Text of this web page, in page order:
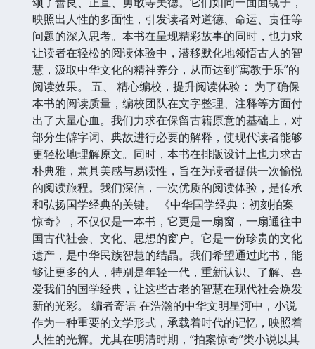
映照出人性的多面性，引发读者对道德、命运、责任等
问题的深入思考。本书在呈现精彩故事的同时，也力求
让读者在轻松的阅读体验中，潜移默化地领悟古人的智
慧，汲取中华文化的精神养分，从而达到“寓教于乐”的
阅读效果。 五、 精心编校，提升阅读体验： 为了确保
本书的阅读质量，编校团队在文字整理、注释等方面付
出了大量心血。我们力求在保留古籍原意的基础上，对
部分生僻字词、典故进行必要的解释，使现代读者能够
更轻松地理解原文。同时，本书在排版设计上也力求古
朴典雅，兼具美感与易读性，旨在为读者提供一次愉悦
的阅读旅程。我们深信，一次优质的阅读体验，是传承
和弘扬国学经典的关键。 《中华国学经典：初刻拍案
惊奇》，不仅仅是一本书，它更是一扇窗，一扇通往中
国古代社会、文化、思想的窗户。它是一份珍贵的文化
遗产，是中华民族智慧的结晶。我们希望通过此书，能
够让更多的人，特别是年轻一代，重新认识、了解、喜
爱我们的国学经典，让这些古老的智慧在现代社会焕发
新的光彩。 编者寄语 在浩瀚的中华文明星河中，小说
作为一种重要的文学形式，承载着时代的记忆，映照着
人性的光辉。尤其在明清时期，“拍案惊奇”类小说以其